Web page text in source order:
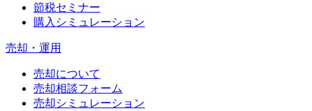
節税セミナー
購入シミュレーション
売却・運用
売却について
売却相談フォーム
売却シミュレーション